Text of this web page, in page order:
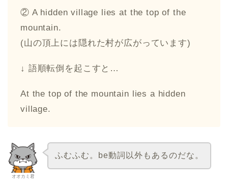
② A hidden village lies at the top of the
mountain.
(山の頂上には隠れた村が広がっています)
↓ 語順転倒を起こすと…
At the top of the mountain lies a hidden
village.
オオカミ君
ふむふむ。be動詞以外もあるのだな。